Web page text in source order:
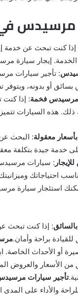
مرسيدس
إذا كنت تبحث عن خدمة
إيجار سيارة
: تأجير سيارات
أو بدونه،
مرسيدس فخمة: إذا
هذه السيارات
معقولة: البحث
جيدة بتكلفة
: سيارات مرسيدس
احتياجاتك
استئجار سيارة
: إذا كنت تبحث
براحة وأمان.
أو الأحداث
من الأسعار والعروض
تأجير سيارات
والأداء على المدى